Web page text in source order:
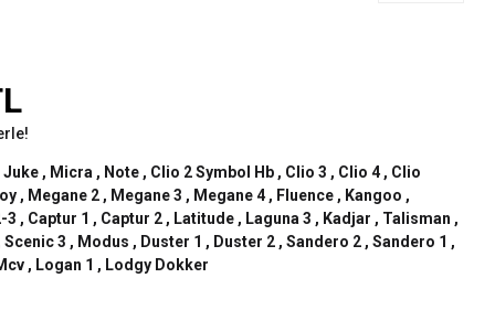
Juke , Micra , Note , Clio 2 Symbol Hb , Clio 3 , Clio 4 , Clio
, Megane 2 , Megane 3 , Megane 4 , Fluence , Kangoo ,
3 , Captur 1 , Captur 2 , Latitude , Laguna 3 , Kadjar , Talisman ,
Scenic 3 , Modus , Duster 1 , Duster 2 , Sandero 2 , Sandero 1 ,
, Logan 1 , Lodgy Dokker